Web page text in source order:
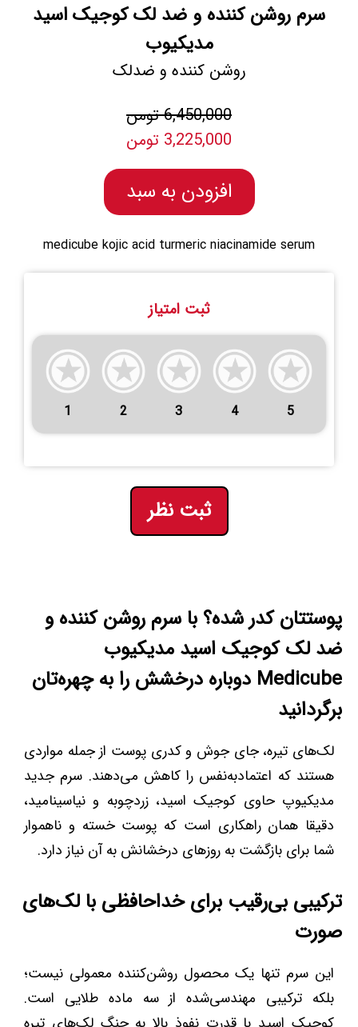
سرم روشن کننده و ضد لک کوجیک اسید
مدیکیوب
روشن کننده و ضدلک
6,450,000 تومن
3,225,000 تومن
افزودن به سبد
medicube kojic acid turmeric niacinamide serum
ثبت امتیاز
1 2 3 4 5
ثبت نظر
پوستتان کدر شده؟ با سرم روشن کننده و
ضد لک کوجیک اسید مدیکیوب
Medicube دوباره درخشش را به چهره‌تان
برگردانید
لک‌های تیره، جای جوش و کدری پوست از جمله مواردی
هستند که اعتمادبه‌نفس را کاهش می‌دهند. سرم جدید
مدیکیوپ حاوی کوجیک اسید، زردچوبه و نیاسینامید،
دقیقا همان راهکاری است که پوست خسته و ناهموار
شما برای بازگشت به روزهای درخشانش به آن نیاز دارد.
ترکیبی بی‌رقیب برای خداحافظی با لک‌های
صورت
این سرم تنها یک محصول روشن‌کننده معمولی نیست؛
بلکه ترکیبی مهندسی‌شده از سه ماده طلایی است.